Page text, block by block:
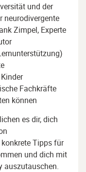
und der
neurodivergente
Zimpel, Experte
Fachkräfte
können
es dir, dich
Tipps für
und dich mit
auszutauschen.